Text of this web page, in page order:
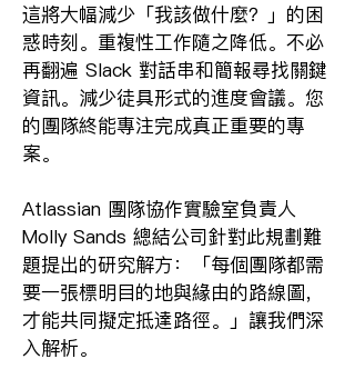
這將大幅減少「我該做什麼？」的困
惑時刻。重複性工作隨之降低。不必
再翻遍 Slack 對話串和簡報尋找關鍵
資訊。減少徒具形式的進度會議。您
的團隊終能專注完成真正重要的專
案。
Atlassian 團隊協作實驗室負責人
Molly Sands 總結公司針對此規劃難
題提出的研究解方：「每個團隊都需
要一張標明目的地與緣由的路線圖，
才能共同擬定抵達路徑。」讓我們深
入解析。